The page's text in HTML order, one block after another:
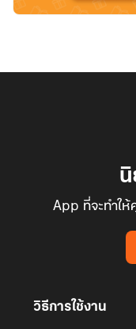
นิ
App ที่จะทำใ
วิธีการใช้งาน